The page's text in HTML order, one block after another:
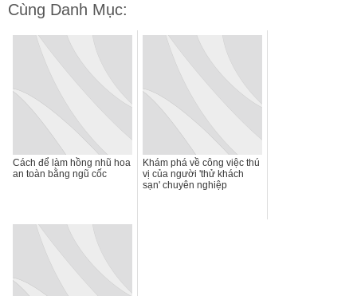
Cùng Danh Mục:
Cách để làm hồng nhũ hoa
an toàn bằng ngũ cốc
Khám phá về công việc thú
vị của người 'thử khách
sạn' chuyên nghiệp